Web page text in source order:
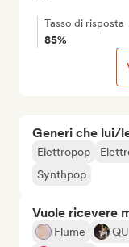
Generi che lui/
Elettropop
Synthpop
Vuole ricevere
Flume
Tasso di risposta
85%